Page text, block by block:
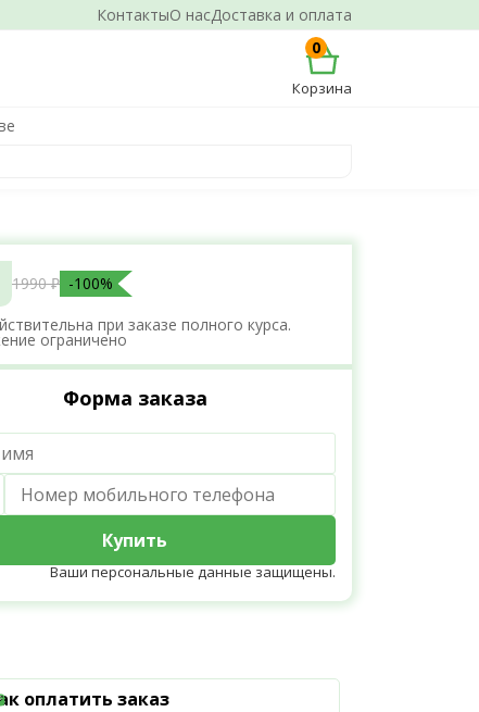
КонтактыО насДоставка и оплата
0
Корзина
1990 ₽ -100%
при заказе полного курса.
ограничено
Форма заказа
Купить
Ваши персональные данные защищены.
оплатить заказ